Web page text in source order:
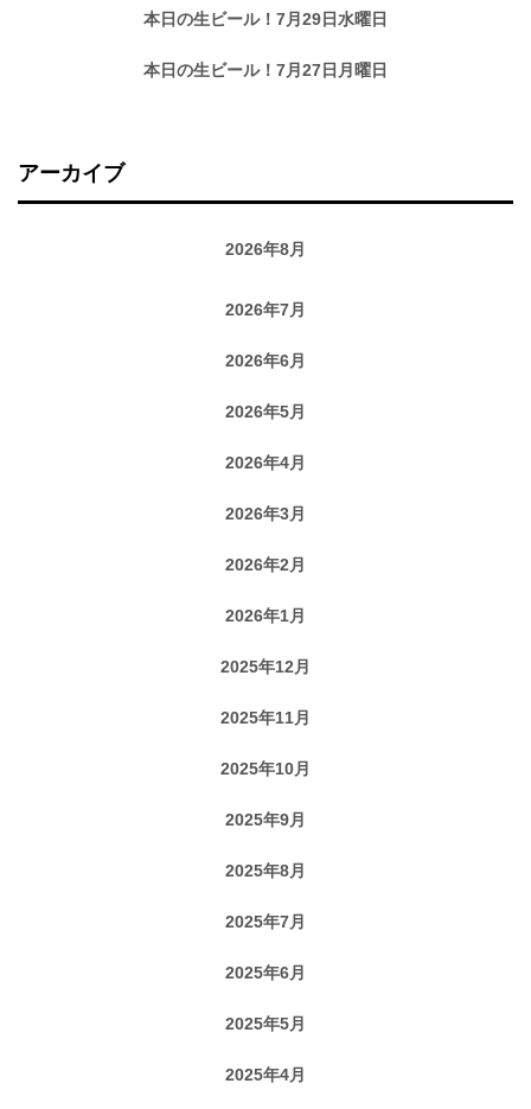
本日の生ビール！7月29日水曜日
本日の生ビール！7月27日月曜日
アーカイブ
2026年8月
2026年7月
2026年6月
2026年5月
2026年4月
2026年3月
2026年2月
2026年1月
2025年12月
2025年11月
2025年10月
2025年9月
2025年8月
2025年7月
2025年6月
2025年5月
2025年4月